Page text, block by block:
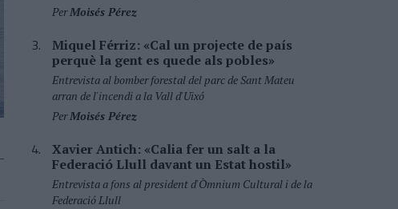
PerMoisés Pérez
Miquel Férriz: «Cal un projecte de país
perquè la gent es quede als pobles»
Entrevista al bomber forestal del parc de Sant Mateu
arran de l'incendi a la Vall d'Uixó
PerMoisés Pérez
Xavier Antich: «Calia fer un salt a la
Federació Llull davant un Estat hostil»
Entrevista a fons al president d'Òmnium Cultural i de la
Federació Llull